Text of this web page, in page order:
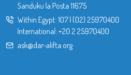
Sanduku la Posta 11675
Within Egypt: 107| (02) 25970400
International: +20 2 25970400
ask@dar-alifta.org